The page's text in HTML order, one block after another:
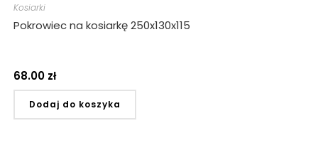
Kosiarki
Pokrowiec na kosiarkę 250x130x115
68.00 zł
Dodaj do koszyka